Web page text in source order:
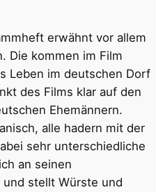
erwähnt vor allem
Die kommen im Film
Leben im deutschen Dorf
des Films klar auf den
Ehemännern.
alle hadern mit der
sehr unterschiedliche
an seinen
stellt Würste und